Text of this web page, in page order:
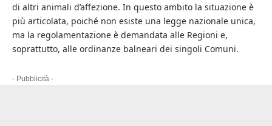
di altri animali d’affezione. In questo ambito la situazione è
più articolata, poiché non esiste una legge nazionale unica,
ma la regolamentazione è demandata alle Regioni e,
soprattutto, alle ordinanze balneari dei singoli Comuni.
- Pubblicità -